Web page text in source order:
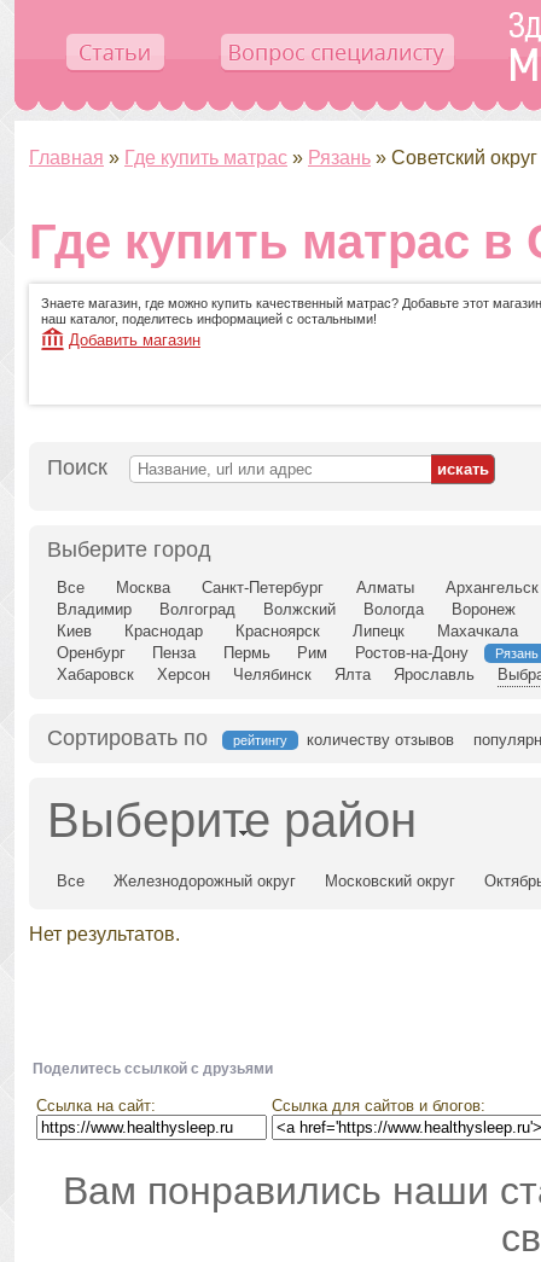
Главная » Где купить матрас » Рязань » Советский округ
Где купить матрас в
Знаете магазин, где можно купить качественный матрас? Добавьте этот
наш каталог, поделитесь информацией с остальными!
Добавить магазин
Поиск
Выберите город
Все Москва Санкт-Петербург Алматы
Архангельск
Владимир
Волгоград Волжский Вологда
Воронеж
Киев
Краснодар Красноярск Липецк
Махачкала
Оренбург
Пенза Пермь Рим Ростов-на-Дону Рязань
Хабаровск Херсон Челябинск Ялта Ярославль
Сортировать по рейтингу количеству отзывов
Выберите район
Все Железнодорожный округ Московский округ
Нет результатов.
Поделитесь ссылкой с друзьями
Ссылка на сайт: Ссылка для сайтов и блогов:
Вам понравились наши